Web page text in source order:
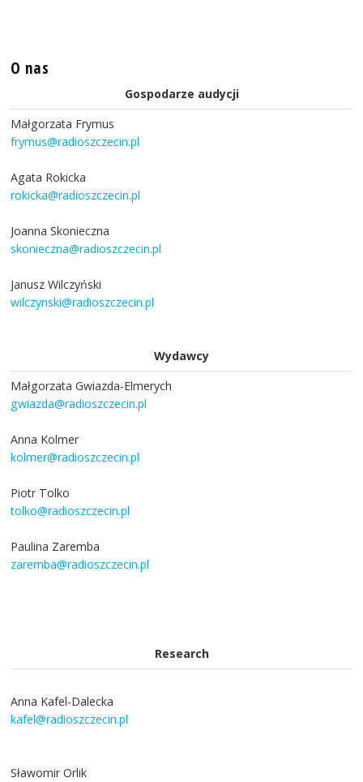
O nas
Gospodarze audycji
Małgorzata Frymus
frymus@radioszczecin.pl
Agata Rokicka
rokicka@radioszczecin.pl
Joanna Skonieczna
skonieczna@radioszczecin.pl
Janusz Wilczyński
wilczynski@radioszczecin.pl
Wydawcy
Małgorzata Gwiazda-Elmerych
gwiazda@radioszczecin.pl
Anna Kolmer
kolmer@radioszczecin.pl
Piotr Tolko
tolko@radioszczecin.pl
Paulina Zaremba
zaremba@radioszczecin.pl
Research
Anna Kafel-Dalecka
kafel@radioszczecin.pl
Sławomir Orlik